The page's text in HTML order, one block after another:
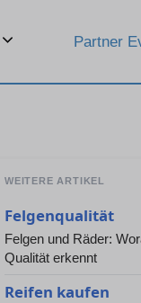
Partner
WEITERE ARTIKEL
Felgenqualität
Felgen und Räder:
Qualität erkennt
Reifen kaufen